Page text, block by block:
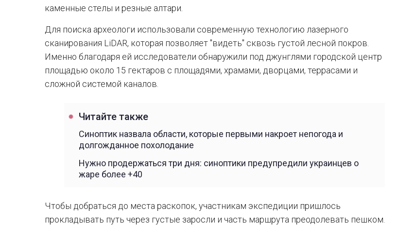
каменные стелы и резные алтари.
Для поиска археологи использовали современную технологию лазерного
сканирования LiDAR, которая позволяет "видеть" сквозь густой лесной покров.
Именно благодаря ей исследователи обнаружили под джунглями городской центр
площадью около 15 гектаров с площадями, храмами, дворцами, террасами и
сложной системой каналов.
Читайте также
Синоптик назвала области, которые первыми накроет непогода и
долгожданное похолодание
Нужно продержаться три дня: синоптики предупредили украинцев о
жаре более +40
Чтобы добраться до места раскопок, участникам экспедиции пришлось
прокладывать путь через густые заросли и часть маршрута преодолевать пешком.